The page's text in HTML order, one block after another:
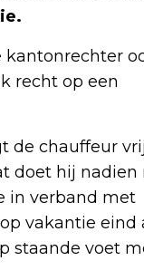
kantonrechter
recht op een
de chauffeur
doet hij nadien
in verband met
vakantie eind
staande voet